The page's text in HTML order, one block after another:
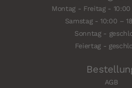
Montag - Freitag -
Samstag - 10:00 –
Sonntag -
Feiertag -
AGB